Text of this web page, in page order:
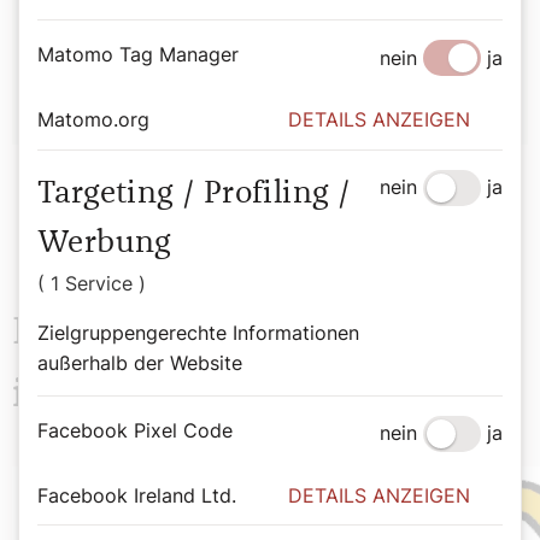
Hirtenhund
Das könnte Sie auch
interessieren
Matomo Tag Manager nein ja
Matomo.org DETAILS ANZEIGEN
Targeting / Profiling /
Werbung
( 1 Service )
Zielgruppengerechte Informationen
außerhalb der Website
nein ja
Facebook Pixel Code nein ja
Facebook Ireland Ltd. DETAILS ANZEIGEN